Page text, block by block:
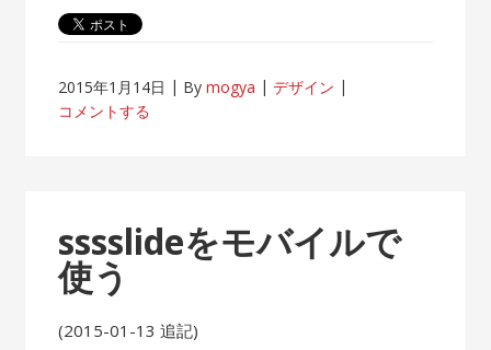
2015年1月14日 Bymogya
デザイン
コメントする
sssslideをモバイルで
使う
(2015-01-13 追記)